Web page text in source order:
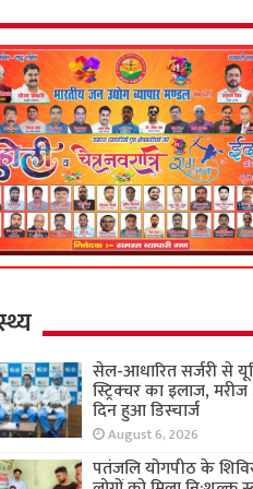
सेल-आधारित सर्जरी से
स्ट्रिक्चर का इलाज,
दिन हुआ डिस्चार्ज
August 6, 2026
पतंजलि योगपीठ के